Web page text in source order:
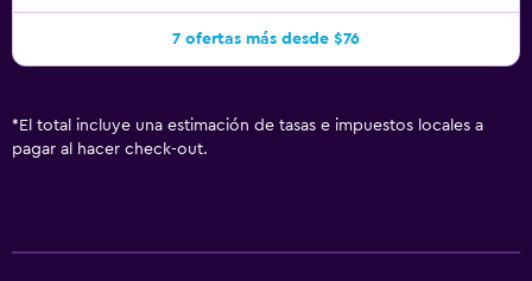
7 ofertas más desde $76
* El total incluye una estimación de tasas e impuestos locales a
pagar al hacer check-out.